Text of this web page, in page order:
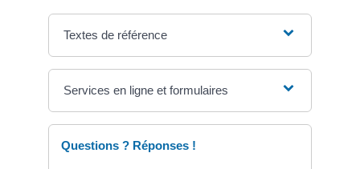
Textes de référence
Services en ligne et formulaires
Questions ? Réponses !